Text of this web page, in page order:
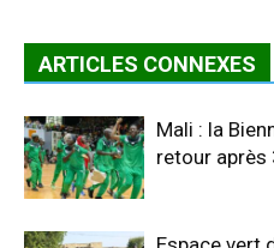
ARTICLES CONNEXES
Mali : la
retour après